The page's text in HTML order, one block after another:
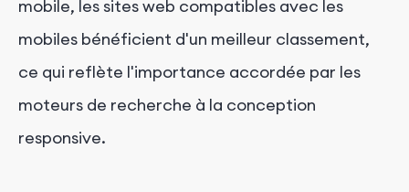
mobile, les sites web compatibles avec les
mobiles bénéficient d'un meilleur classement,
ce qui reflète l'importance accordée par les
moteurs de recherche à la conception
responsive.